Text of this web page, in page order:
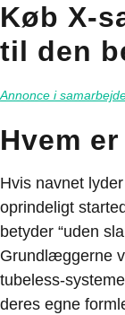
Køb X-
til den
Annonce i
Hvem
Hvis navnet
oprindeligt
betyder “uden
Grundlæggerne
tubeless-
deres egne